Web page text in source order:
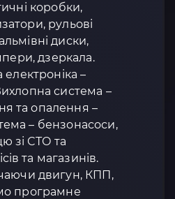
коробки,
рульові
диски,
дзеркала.
–
система –
та опалення –
– бензонасоси,
зі СТО та
та магазинів.
двигун, КПП,
програмне